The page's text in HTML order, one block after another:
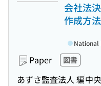
会社法
作成方
Paper 図書
あずさ監査法人 編中
National